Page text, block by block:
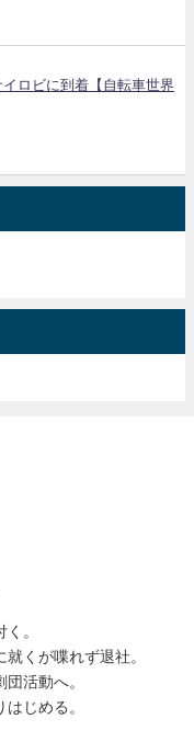
イロビに到着【自転車世界
。
くが喋れず退社。
活動へ。
じめる。